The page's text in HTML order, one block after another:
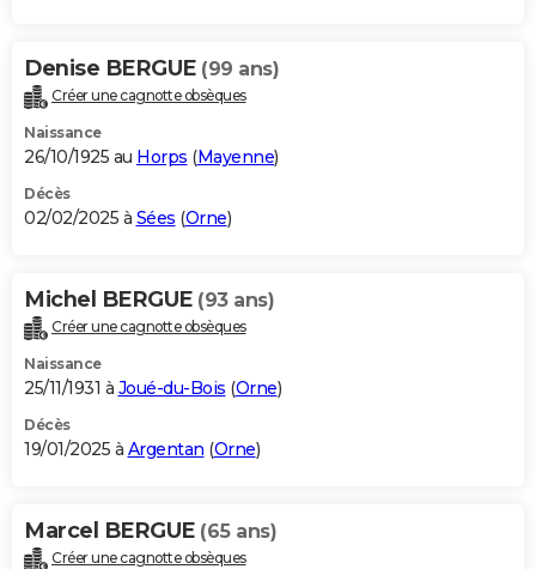
Denise BERGUE (99 ans)
Créer une cagnotte obsèques
Naissance
26/10/1925 au Horps (Mayenne)
Décès
02/02/2025 à Sées (Orne)
Michel BERGUE (93 ans)
Créer une cagnotte obsèques
Naissance
25/11/1931 à Joué-du-Bois (Orne)
Décès
19/01/2025 à Argentan (Orne)
Marcel BERGUE (65 ans)
Créer une cagnotte obsèques